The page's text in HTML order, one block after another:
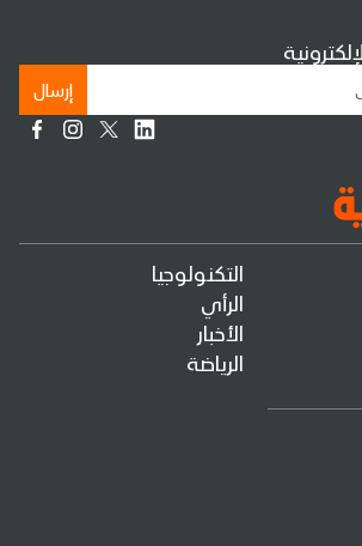
التكنولوجيا
الرأي
الأخبار
الرياضة
إرسال